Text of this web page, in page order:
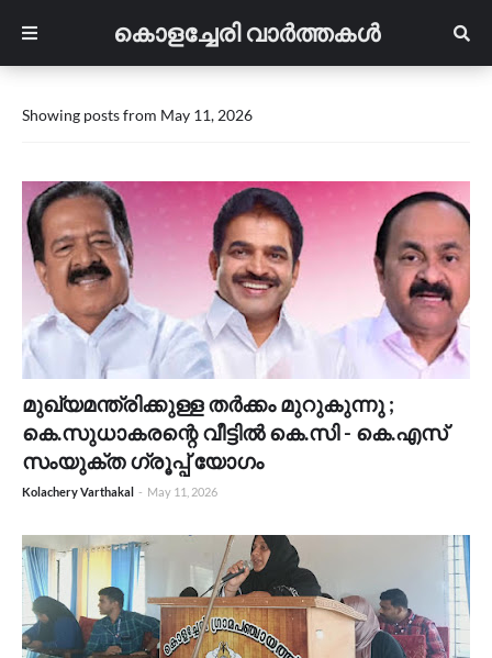
കൊളച്ചേരി വാർത്തകൾ
Showing posts from May 11, 2026
മുഖ്യമന്ത്രിക്കുള്ള തർക്കം മുറുകുന്നു ;
കെ.സുധാകരന്റെ വീട്ടിൽ കെ.സി - കെ.എസ്
സംയുക്ത ഗ്രൂപ്പ് യോഗം
Kolachery Varthakal - May 11, 2026